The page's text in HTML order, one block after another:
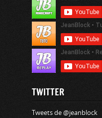
TWITTER
Tweets de @jeanblock